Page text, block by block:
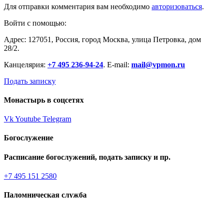
Для отправки комментария вам необходимо авторизоваться.
Войти с помощью:
Адрес: 127051, Россия, город Москва, улица Петровка, дом
28/2.
Канцелярия: +7 495 236-94-24. E-mail: mail@vpmon.ru
Подать записку
Монастырь в соцсетях
VkYoutube Telegram
Богослужение
Расписание богослужений, подать записку и пр.
+7 495 151 2580
Паломническая служба